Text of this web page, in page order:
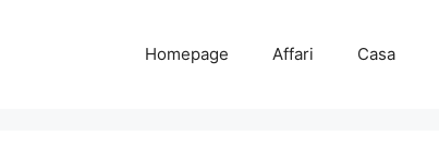
Homepage Affari Casa